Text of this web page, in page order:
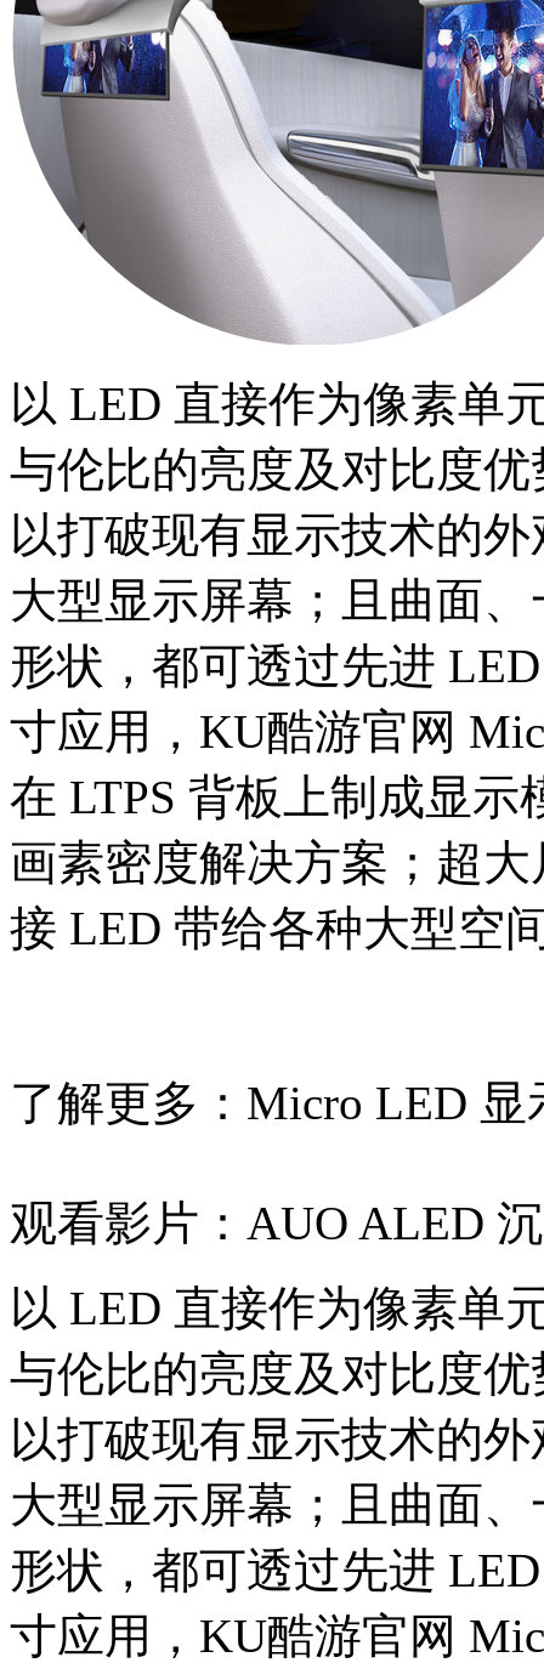
以 LED 直接作为像素单元
与伦比的亮度及对比度优势
以打破现有显示技术的外
大型显示屏幕；且曲面
形状，都可透过先进
寸应用，KU酷游官网
在 LTPS 背板上制成显示
画素密度解决方案；超大
接 LED 带给各种大型空
了解更多： Micro LED
观看影片： AUO ALED
以 LED 直接作为像素单元
与伦比的亮度及对比度优势
以打破现有显示技术的外
大型显示屏幕；且曲面
形状，都可透过先进
寸应用，KU酷游官网